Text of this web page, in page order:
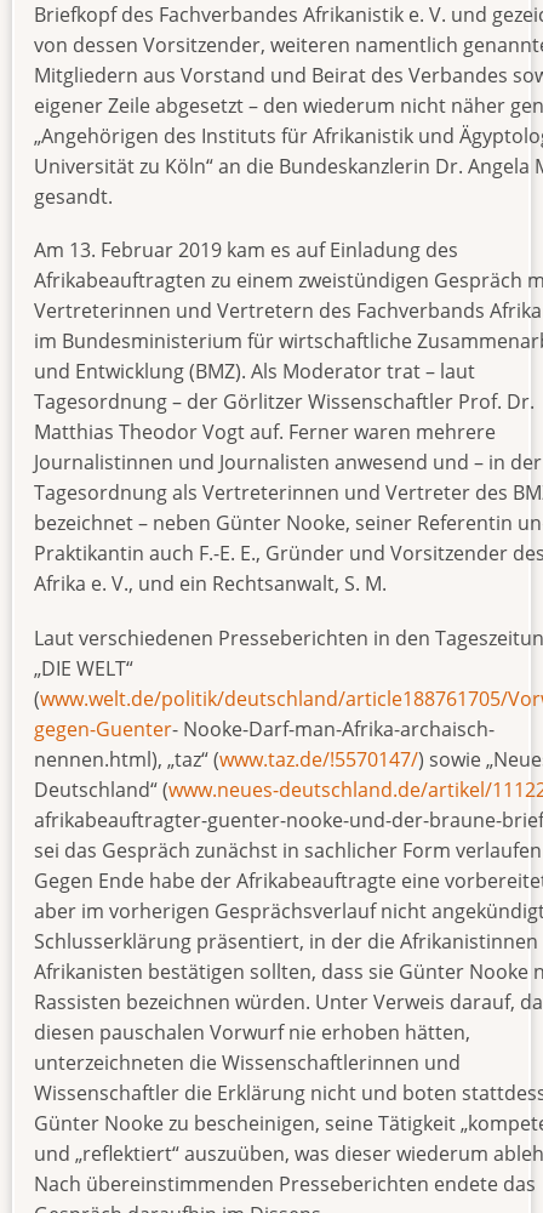
Briefkopf des Fachverbandes Afrikanistik e. V. und
von dessen Vorsitzender, weiteren namentlich
Mitgliedern aus Vorstand und Beirat des Verbandes
eigener Zeile abgesetzt – den wiederum nicht näher
„Angehörigen des Instituts für Afrikanistik und
Universität zu Köln“ an die Bundeskanzlerin Dr. Angela
gesandt.
Am 13. Februar 2019 kam es auf Einladung des
Afrikabeauftragten zu einem zweistündigen Gespräch
Vertreterinnen und Vertretern des Fachverbands
im Bundesministerium für wirtschaftliche
und Entwicklung (BMZ). Als Moderator trat – laut
Tagesordnung – der Görlitzer Wissenschaftler Prof. Dr.
Matthias Theodor Vogt auf. Ferner waren mehrere
Journalistinnen und Journalisten anwesend und – in der
Tagesordnung als Vertreterinnen und Vertreter des
bezeichnet – neben Günter Nooke, seiner Referentin
Praktikantin auch F.-E. E., Gründer und Vorsitzender
Afrika e. V., und ein Rechtsanwalt, S. M.
Laut verschiedenen Presseberichten in den
„DIE WELT“
(www.welt.de/politik/deutschland/article188761705/
gegen-Guenter- Nooke-Darf-man-Afrika-archaisch-
nennen.html), „taz“ (www.taz.de/!5570147/) sowie
Deutschland“ (www.neues-deutschland.de/artikel/
afrikabeauftragter-guenter-nooke-und-der-braune-
sei das Gespräch zunächst in sachlicher Form
Gegen Ende habe der Afrikabeauftragte eine
aber im vorherigen Gesprächsverlauf nicht
Schlusserklärung präsentiert, in der die
Afrikanisten bestätigen sollten, dass sie Günter Nooke
Rassisten bezeichnen würden. Unter Verweis darauf,
diesen pauschalen Vorwurf nie erhoben hätten,
unterzeichneten die Wissenschaftlerinnen und
Wissenschaftler die Erklärung nicht und boten
Günter Nooke zu bescheinigen, seine Tätigkeit
und „reflektiert“ auszuüben, was dieser wiederum
Nach übereinstimmenden Presseberichten endete das